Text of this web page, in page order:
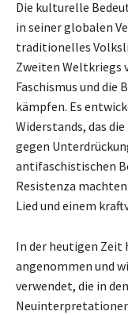
Die kulturelle
in seiner globalen
traditionelles
Zweiten Weltkriegs
Faschismus und die
kämpfen. Es
Widerstands, das
gegen
antifaschistischen
Resistenza
Lied und einem
In der heutigen Zeit
angenommen und
verwendet, die in